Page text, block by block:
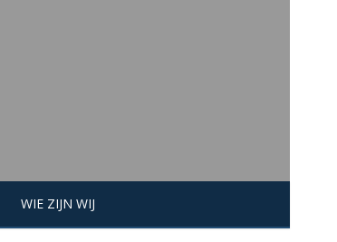
WIE ZIJN WIJ